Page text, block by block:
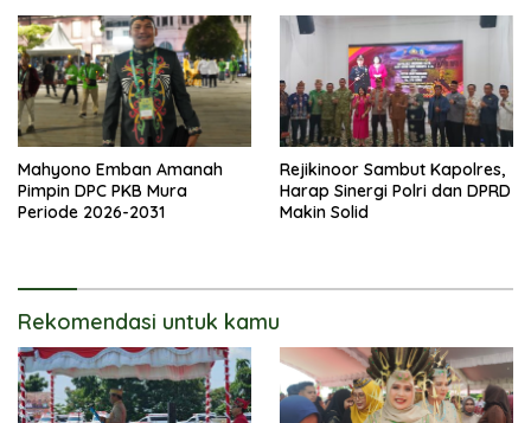
Mahyono Emban Amanah
Pimpin DPC PKB Mura
Periode 2026-2031
Rejikinoor Sambut Kapolres,
Harap Sinergi Polri dan DPRD
Makin Solid
Rekomendasi untuk kamu